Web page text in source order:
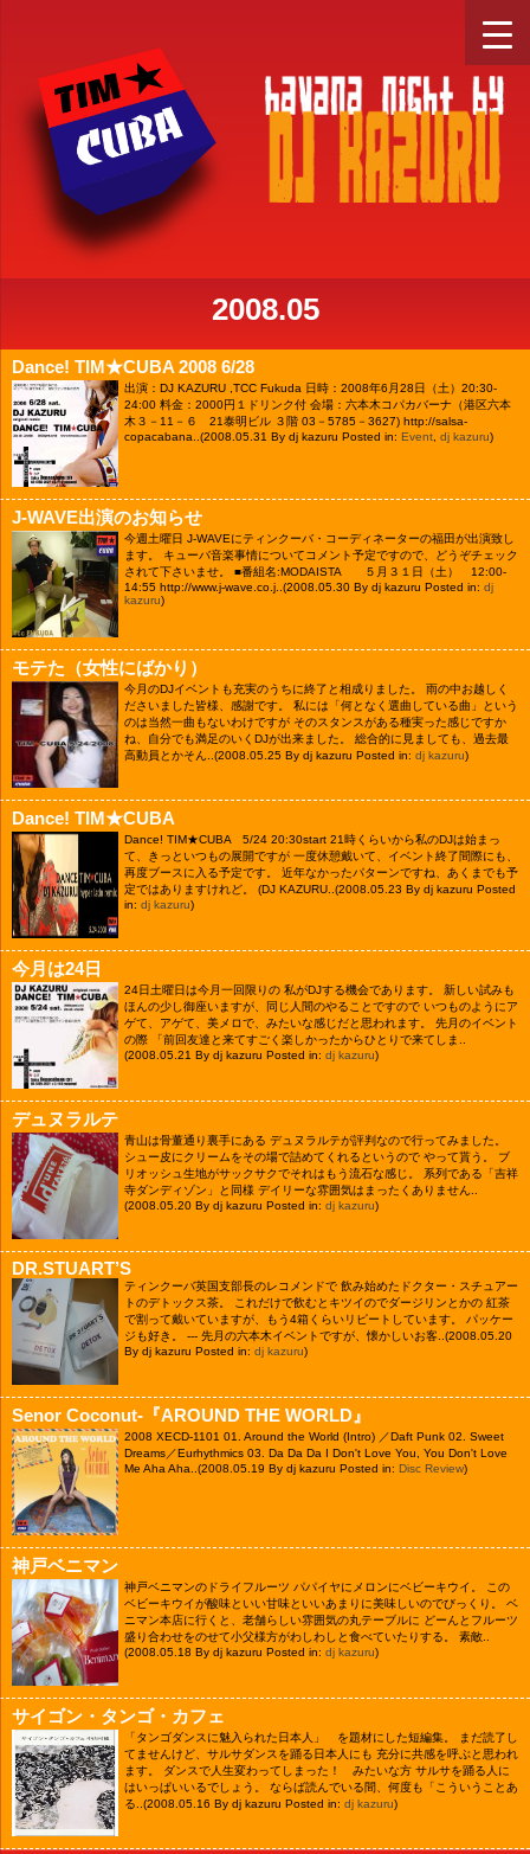
2008.05
Dance! TIM★CUBA 2008 6/28
出演：DJ KAZURU ,TCC Fukuda 日時：2008年6月28日（土）20:30-
24:00 料金：2000円１ドリンク付 会場：六本木コパカバーナ（港区六本
木３－11－６ 21泰明ビル ３階 03－5785－3627) http://salsa-
copacabana..(2008.05.31 By dj kazuru Posted in: Event, dj kazuru)
J-WAVE出演のお知らせ
今週土曜日 J-WAVEにティンクーバ・コーディネーターの福田が出演致し
ます。 キューバ音楽事情についてコメント予定ですので、どうぞチェック
されて下さいませ。 ■番組名:MODAISTA ５月３１日（土） 12:00-
14:55 http://www.j-wave.co.j..(2008.05.30 By dj kazuru Posted in: dj
kazuru)
モテた（女性にばかり）
今月のDJイベントも充実のうちに終了と相成りました。 雨の中お越しく
ださいました皆様、感謝です。 私には「何となく選曲している曲」という
のは当然一曲もないわけですが そのスタンスがある種実った感じですか
ね、自分でも満足のいくDJが出来ました。 総合的に見ましても、過去最
高動員とかそん..(2008.05.25 By dj kazuru Posted in: dj kazuru)
Dance! TIM★CUBA
Dance! TIM★CUBA 5/24 20:30start 21時くらいから私のDJは始まっ
て、きっといつもの展開ですが 一度休憩戴いて、イベント終了間際にも、
再度ブースに入る予定です。 近年なかったパターンですね、あくまでも予
定ではありますけれど。 (DJ KAZURU..(2008.05.23 By dj kazuru Posted
in: dj kazuru)
今月は24日
24日土曜日は今月一回限りの 私がDJする機会であります。 新しい試みも
ほんの少し御座いますが、同じ人間のやることですので いつものようにア
ゲて、アゲて、美メロで、みたいな感じだと思われます。 先月のイベント
の際 「前回友達と来てすごく楽しかったからひとりで来てしま..
(2008.05.21 By dj kazuru Posted in: dj kazuru)
デュヌラルテ
青山は骨董通り裏手にある デュヌラルテが評判なので行ってみました。
シュー皮にクリームをその場で詰めてくれるというので やって貰う。 ブ
リオッシュ生地がサックサクでそれはもう流石な感じ。 系列である「吉祥
寺ダンディゾン」と同様 デイリーな雰囲気はまったくありません..
(2008.05.20 By dj kazuru Posted in: dj kazuru)
DR.STUART’S
ティンクーバ英国支部長のレコメンドで 飲み始めたドクター・スチュアー
トのデトックス茶。 これだけで飲むとキツイのでダージリンとかの 紅茶
で割って戴いていますが、もう4箱くらいリピートしています。 パッケー
ジも好き。 --- 先月の六本木イベントですが、懐かしいお客..(2008.05.20
By dj kazuru Posted in: dj kazuru)
Senor Coconut-『AROUND THE WORLD』
2008 XECD-1101 01. Around the World (Intro) ／Daft Punk 02. Sweet
Dreams／Eurhythmics 03. Da Da Da I Don't Love You, You Don't Love
Me Aha Aha..(2008.05.19 By dj kazuru Posted in: Disc Review)
神戸ベニマン
神戸ベニマンのドライフルーツ パパイヤにメロンにベビーキウイ。 この
ベビーキウイが酸味といい甘味といいあまりに美味しいのでびっくり。 ベ
ニマン本店に行くと、老舗らしい雰囲気の丸テーブルに どーんとフルーツ
盛り合わせをのせて小父様方がわしわしと食べていたりする。 素敵..
(2008.05.18 By dj kazuru Posted in: dj kazuru)
サイゴン・タンゴ・カフェ
「タンゴダンスに魅入られた日本人」 を題材にした短編集。 まだ読了し
てませんけど、サルサダンスを踊る日本人にも 充分に共感を呼ぶと思われ
ます。 ダンスで人生変わってしまった！ みたいな方 サルサを踊る人に
はいっぱいいるでしょう。 ならば読んでいる間、何度も「こういうことあ
る..(2008.05.16 By dj kazuru Posted in: dj kazuru)